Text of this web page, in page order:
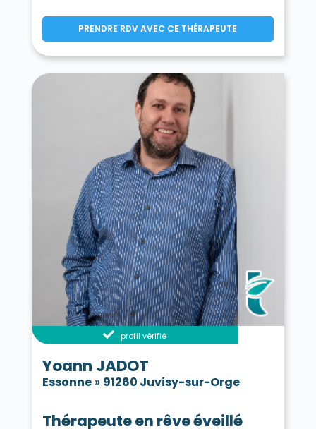
PRENDRE RDV AVEC CE THÉRAPEUTE
profil vérifié
Yoann JADOT
Essonne» 91260 Juvisy-sur-Orge
Thérapeute en rêve éveillé